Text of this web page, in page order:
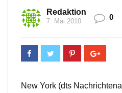
Redaktion
7. Mai 2010 0
New York (dts